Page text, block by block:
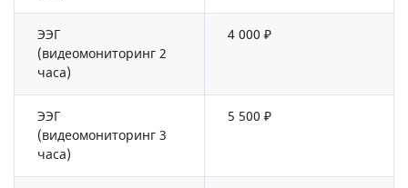
ЭЭГ
(видеомониторинг 2
часа)
4 000 ₽
ЭЭГ
(видеомониторинг 3
часа)
5 500 ₽